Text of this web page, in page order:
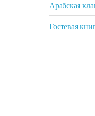
Арабская
Гостевая